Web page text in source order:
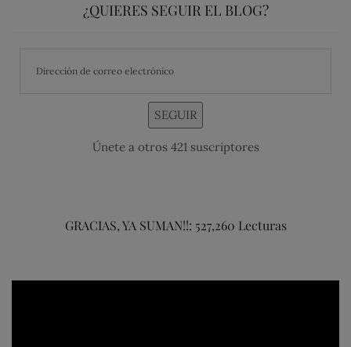
¿QUIERES SEGUIR EL BLOG?
SEGUIR
Únete a otros 421 suscriptores
GRACIAS, YA SUMAN!!: 527,260 Lecturas